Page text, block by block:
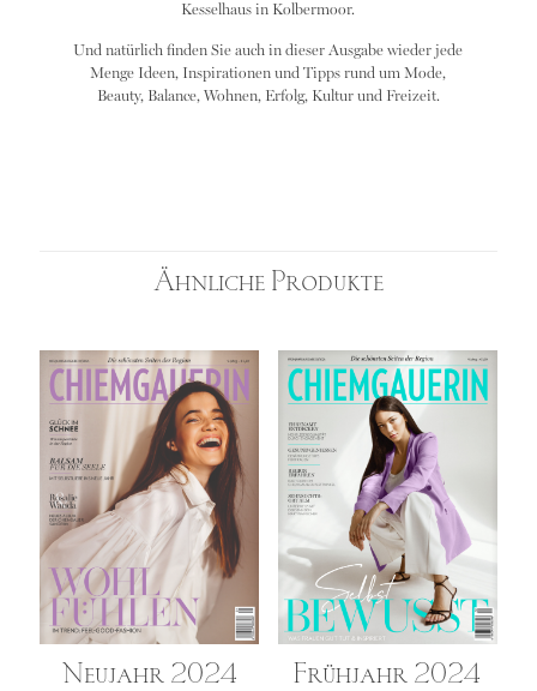
Kesselhaus in Kolbermoor.
Und natürlich finden Sie auch in dieser Ausgabe wieder jede
Menge Ideen, Inspirationen und Tipps rund um Mode,
Beauty, Balance, Wohnen, Erfolg, Kultur und Freizeit.
Ähnliche Produkte
Neujahr 2024 Frühjahr 2024